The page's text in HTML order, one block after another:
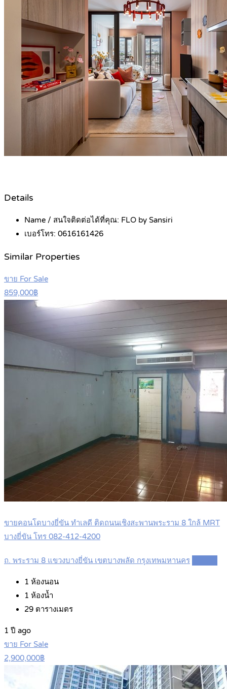
Details
Name / สนใจติดต่อได้ที่คุณ: FLO by Sansiri
เบอร์โทร: 0616161426
Similar Properties
ขาย For Sale
859,000฿
ขายคอนโดบางยี่ขัน ทำเลดี ติดถนนเชิงสะพานพระราม 8 ใกล้ MRT
บางยี่ขัน โทร 082-412-4200
ถ. พระราม 8 แขวงบางยี่ขัน เขตบางพลัด กรุงเทพมหานคร
1 ห้องนอน
1 ห้องน้ำ
29 ตารางเมตร
1 ปี ago
ขาย For Sale
2,900,000฿